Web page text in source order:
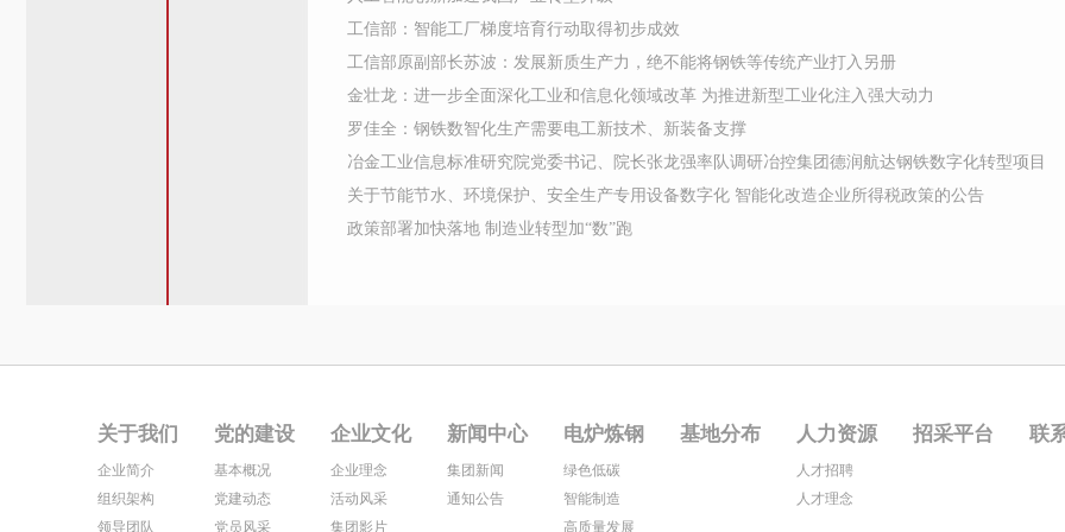
工信部：智能工厂梯度培育行动取得初步成效
工信部原副部长苏波：发展新质生产力，绝不能将钢铁等传统产业打入另册
金壮龙：进一步全面深化工业和信息化领域改革 为推进新型工业化注入强大动力
罗佳全：钢铁数智化生产需要电工新技术、新装备支撑
冶金工业信息标准研究院党委书记、院长张龙强率队调研冶控集团德润航达钢铁数字化转型项目
关于节能节水、环境保护、安全生产专用设备数字化 智能化改造企业所得税政策的公告
政策部署加快落地 制造业转型加“数”跑
关于我们
企业简介
组织架构
领导团队
党的建设
基本概况
党建动态
党员风采
企业文化
企业理念
活动风采
集团影片
新闻中心
集团新闻
通知公告
电炉炼钢
绿色低碳
智能制造
高质量发展
基地分布 人力资源
人才招聘
人才理念
招采平台 联